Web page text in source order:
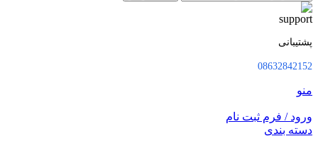
پشتیبانی
08632842152
منو
ورود / فرم ثبت نام
دسته بندی